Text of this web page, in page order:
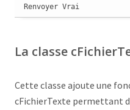
Renvoyer Vrai
La classe
Cette classe ajoute une
cFichierTexte permettant